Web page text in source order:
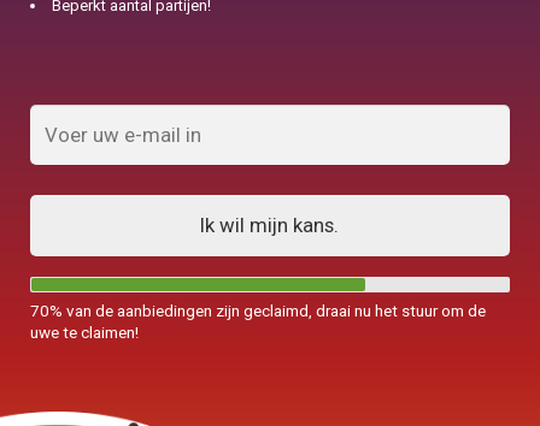
Beperkt aantal partijen!
Ik wil mijn kans.
70% van de aanbiedingen zijn geclaimd, draai nu het stuur om de
uwe te claimen!